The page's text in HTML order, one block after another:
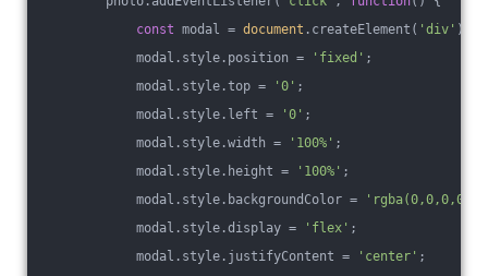
const modal = document .createElement( 'div' );
modal.style.position =
'fixed' ;
modal.style.top =
'0' ;
modal.style.left =
'0' ;
modal.style.width =
'100%' ;
modal.style.height =
'100%' ;
modal.style.backgroundColor =
modal.style.display =
'flex' ;
modal.style.justifyContent =
'center' ;